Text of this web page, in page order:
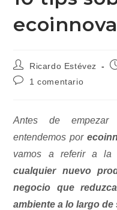
Autor
de
la
Ricardo Estévez
Comentarios
1 comentario
Antes de
entendemos por
vamos a referir a
cualquier nuevo
negocio que
ambiente a lo largo